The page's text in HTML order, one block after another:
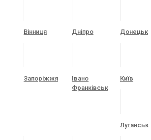
Вінниця Дніпро Донецьк
Запоріжжя
Івано
Франківськ
Київ
Луганськ